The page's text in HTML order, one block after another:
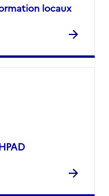
locaux